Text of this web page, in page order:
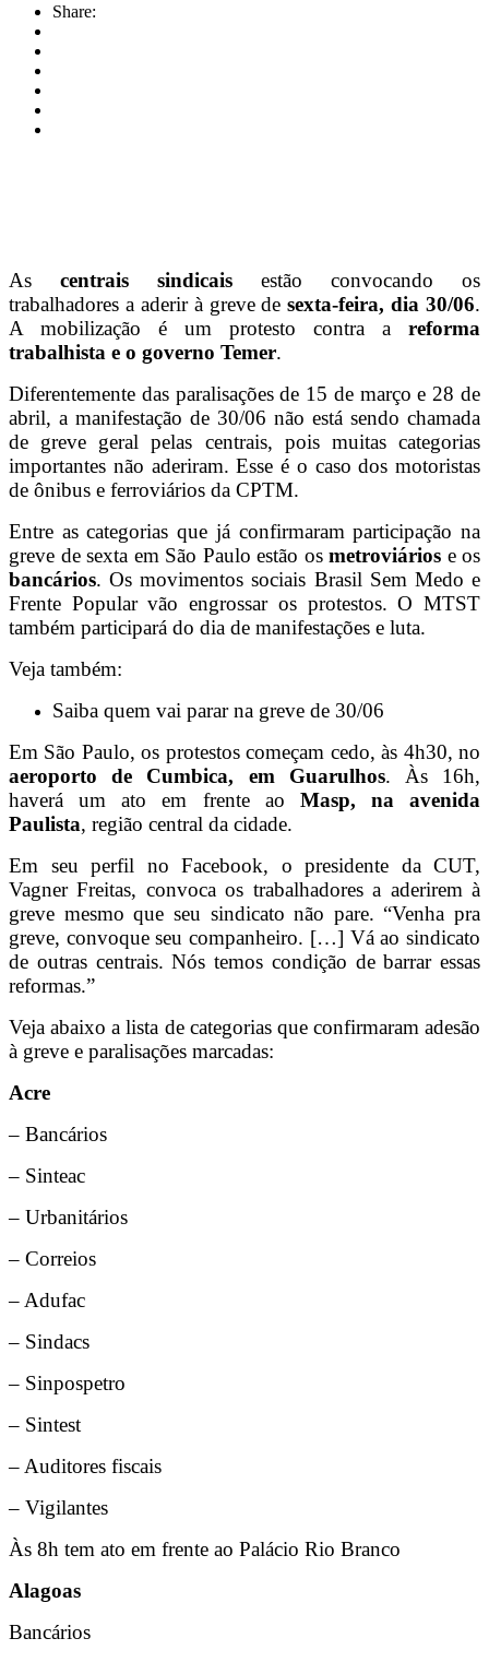
Share:
As centrais sindicais estão convocando os
trabalhadores a aderir à greve de sexta-feira, dia 30/06.
A mobilização é um protesto contra a reforma
trabalhista e o governo Temer.
Diferentemente das paralisações de 15 de março e 28 de
abril, a manifestação de 30/06 não está sendo chamada
de greve geral pelas centrais, pois muitas categorias
importantes não aderiram. Esse é o caso dos motoristas
de ônibus e ferroviários da CPTM.
Entre as categorias que já confirmaram participação na
greve de sexta em São Paulo estão os metroviários e os
bancários. Os movimentos sociais Brasil Sem Medo e
Frente Popular vão engrossar os protestos. O MTST
também participará do dia de manifestações e luta.
Veja também:
Saiba quem vai parar na greve de 30/06
Em São Paulo, os protestos começam cedo, às 4h30, no
aeroporto de Cumbica, em Guarulhos. Às 16h,
haverá um ato em frente ao Masp, na avenida
Paulista, região central da cidade.
Em seu perfil no Facebook, o presidente da CUT,
Vagner Freitas, convoca os trabalhadores a aderirem à
greve mesmo que seu sindicato não pare. “Venha pra
greve, convoque seu companheiro. […] Vá ao sindicato
de outras centrais. Nós temos condição de barrar essas
reformas.”
Veja abaixo a lista de categorias que confirmaram adesão
à greve e paralisações marcadas:
Acre
– Bancários
– Sinteac
– Urbanitários
– Correios
– Adufac
– Sindacs
– Sinpospetro
– Sintest
– Auditores fiscais
– Vigilantes
Às 8h tem ato em frente ao Palácio Rio Branco
Alagoas
Bancários